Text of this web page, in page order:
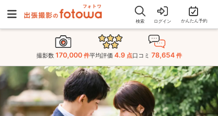
検索 ログイン かんたん予約
撮影数 170,000 件平均評価 4.9 点口コミ 78,654 件